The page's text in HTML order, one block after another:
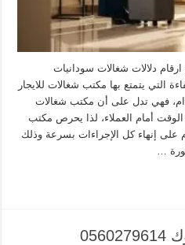
دلالات شغالات سودانيات
التي يتمتع بها مكتب شغالات للايجار
فهي تدل على أن مكتب شغالات
أمام العملاء، لذا يحرص مكتب
على إنهاء كل الإجراءات بسرعة وذلك
…